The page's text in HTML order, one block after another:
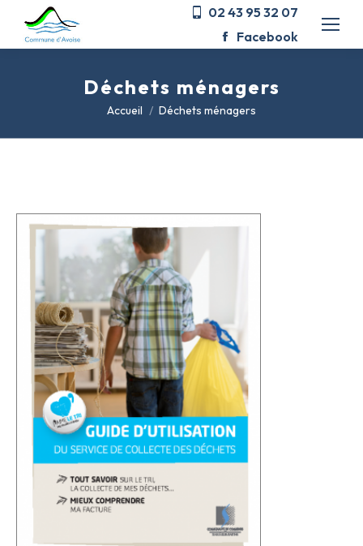
02 43 95 32 07
Facebook
Déchets ménagers
Vous êtes ici :
Accueil Déchets ménagers